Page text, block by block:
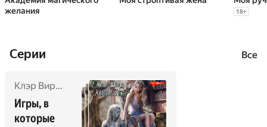
желания
18+
Cерии Все
Клэр Вирго Керри Лемер
Игры, в
которые